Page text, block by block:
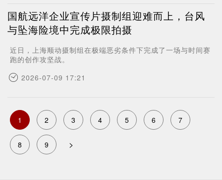
国航远洋企业宣传片摄制组迎难而上，台风
与坠海险境中完成极限拍摄
近日，上海顺动摄制组在极端恶劣条件下完成了一场与时间赛
跑的创作攻坚战。
2026-07-09 17:21
Pagination
当
前
页
1 Page
2 Page
3 Page
4 Page
5 Page
6 Page
7
Page
8 Page
9
下
>